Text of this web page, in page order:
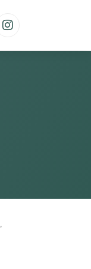
,